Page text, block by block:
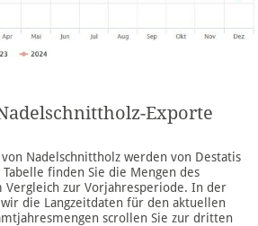
Exporte
Nadelschnittholz werden von Destatis
finden Sie die Mengen des
zur Vorjahresperiode. In der
die Langzeitdaten für den aktuellen
scrollen Sie zur dritten